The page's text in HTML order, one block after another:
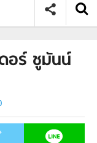
ดอร์ ชูมันน์